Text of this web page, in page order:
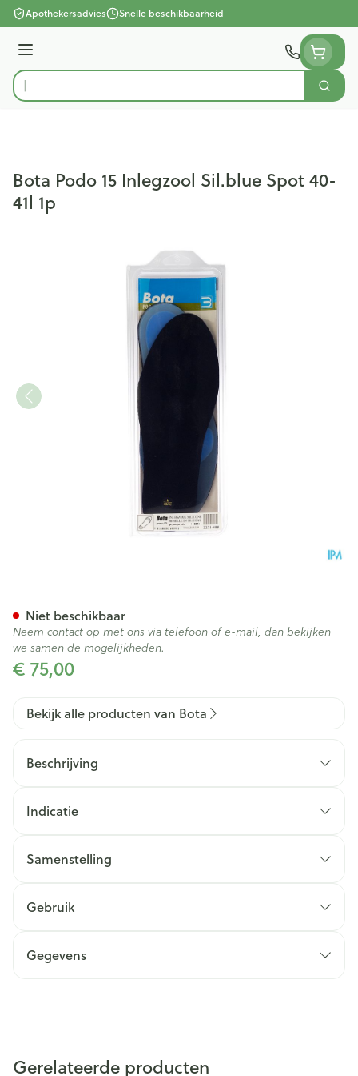
Ga naar de inhoud
Apothekersadvies Snelle beschikbaarheid
Menu
Product, merk, categorie...
Zoek
Bota Podo 15 Inlegzool Sil.blue Spot 40-
41l 1p
€ 75,00
Niet beschikbaar
Neem contact op met ons via telefoon of e-mail, dan bekijken
we samen de mogelijkheden.
Bekijk alle producten van Bota
Beschrijving
Indicatie
Samenstelling
Gebruik
Gegevens
Gerelateerde producten